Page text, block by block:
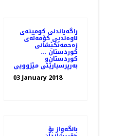
راگەیاندنی كومیتەی
ناوەندیی كۆمەڵەی
زەحمەتكێشانی
كوردستان ...
كوردستان‌و
بەرپرسیارێتی مێژوویی
03 January 2018
بانگەواز بۆ